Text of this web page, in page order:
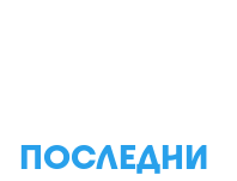
ПОСЛЕДНИ